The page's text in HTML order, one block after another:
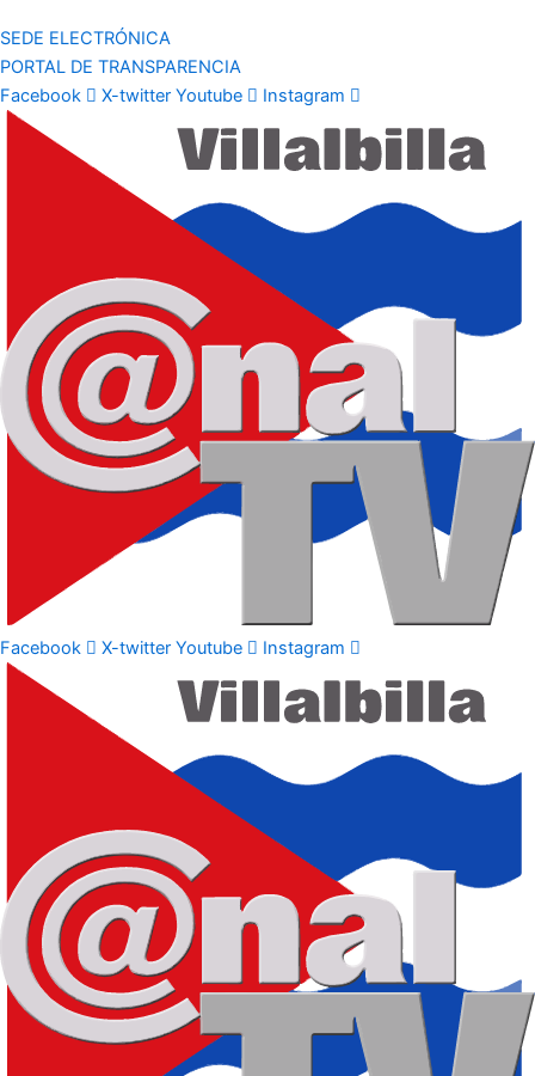
SEDE ELECTRÓNICA
PORTAL DE TRANSPARENCIA
Facebook
X-twitter Youtube Instagram
Facebook X-twitter Youtube Instagram